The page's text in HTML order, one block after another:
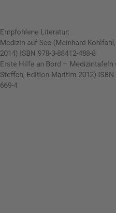
Empfohlene Literatur:
Medizin auf See (Meinhard
2014) ISBN 978-3-88412-488-8
Erste Hilfe an Bord – Medizintafeln
Steffen, Edition Maritim 2012) ISBN
669-4